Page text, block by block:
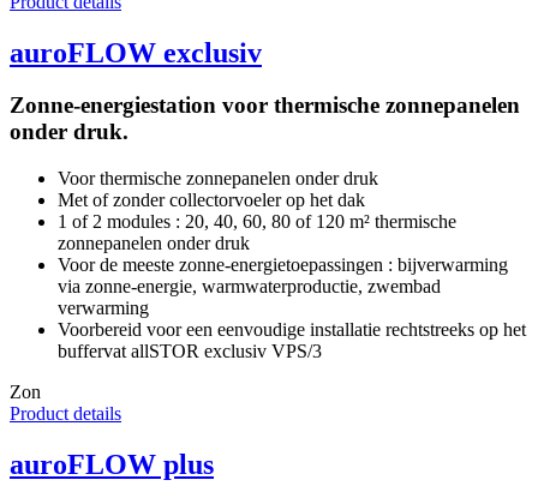
auroFLOW exclusiv
Zonne-energiestation voor thermische zonnepanelen
onder druk.
Voor thermische zonnepanelen onder druk
Met of zonder collectorvoeler op het dak
1 of 2 modules : 20, 40, 60, 80 of 120 m² thermische
zonnepanelen onder druk
Voor de meeste zonne-energietoepassingen : bijverwarming
via zonne-energie, warmwaterproductie, zwembad
verwarming
Voorbereid voor een eenvoudige installatie rechtstreeks op het
buffervat allSTOR exclusiv VPS/3
Zon
Product details
auroFLOW plus